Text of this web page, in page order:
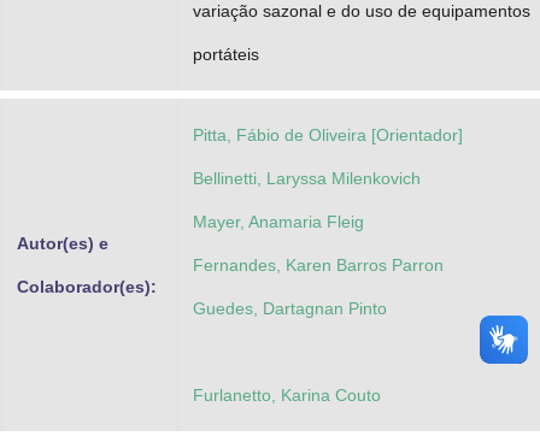
variação sazonal e do uso de equipamentos
portáteis
Autor(es) e
Colaborador(es):
Pitta, Fábio de Oliveira [Orientador]
Bellinetti, Laryssa Milenkovich
Mayer, Anamaria Fleig
Fernandes, Karen Barros Parron
Guedes, Dartagnan Pinto
Furlanetto, Karina Couto